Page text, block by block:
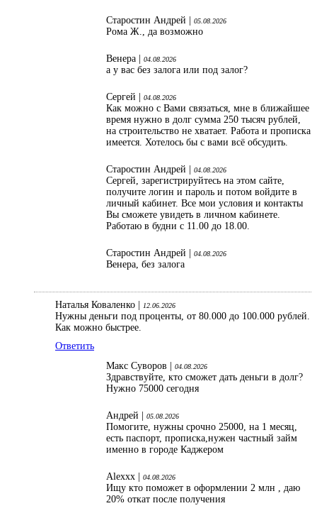
Старостин Андрей | 05.08.2026
Рома Ж., да возможно
Венера | 04.08.2026
а у вас без залога или под залог?
Сергей | 04.08.2026
Как можно с Вами связаться, мне в ближайшее
время нужно в долг сумма 250 тысяч рублей,
на строительство не хватает. Работа и прописка
имеется. Хотелось бы с вами всё обсудить.
Старостин Андрей | 04.08.2026
Сергей, зарегистрируйтесь на этом сайте,
получите логин и пароль и потом войдите в
личный кабинет. Все мои условия и контакты
Вы сможете увидеть в личном кабинете.
Работаю в будни с 11.00 до 18.00.
Старостин Андрей | 04.08.2026
Венера, без залога
Наталья Коваленко | 12.06.2026
Нужны деньги под проценты, от 80.000 до 100.000 рублей.
Как можно быстрее.
Ответить
Макс Суворов |
04.08.2026
Здравствуйте, кто сможет дать деньги в долг?
Нужно 75000 сегодня
Андрей | 05.08.2026
Помогите, нужны срочно 25000, на 1 месяц,
есть паспорт, прописка,нужен частный займ
именно в городе Каджером
Alexxx | 04.08.2026
Ищу кто поможет в оформлении 2 млн , даю
20% откат после получения